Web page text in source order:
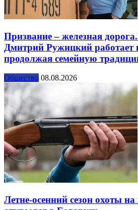
Призвание – железная
Дмитрий Ружицкий работает
продолжая семейную
Общество 08.08.2026
Летне-осенний сезон охоты